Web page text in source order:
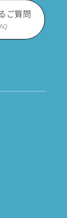
ご質問